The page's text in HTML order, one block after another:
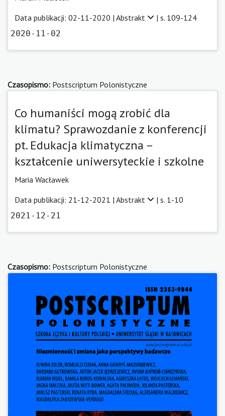
Data publikacji: 02-11-2020 | Abstrakt | s. 109-124
2020-11-02
Czasopismo: Postscriptum Polonistyczne
Co humaniści mogą zrobić dla
klimatu? Sprawozdanie z konferencji
pt. Edukacja klimatyczna –
kształcenie uniwersyteckie i szkolne
Maria Wacławek
Data publikacji: 21-12-2021 | Abstrakt | s. 1-10
2021-12-21
Czasopismo: Postscriptum Polonistyczne